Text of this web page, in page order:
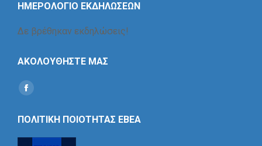
ΗΜΕΡΟΛΟΓΙΟ ΕΚΔΗΛΩΣΕΩΝ
Δε βρέθηκαν εκδηλώσεις!
ΑΚΟΛΟΥΘΗΣΤΕ ΜΑΣ
Find us on:
Social
ΠΟΛΙΤΙΚΗ ΠΟΙΟΤΗΤΑΣ ΕΒΕΑ